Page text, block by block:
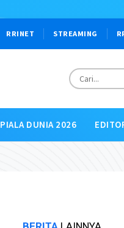
RRINET STREAMING
PIALA DUNIA 2026